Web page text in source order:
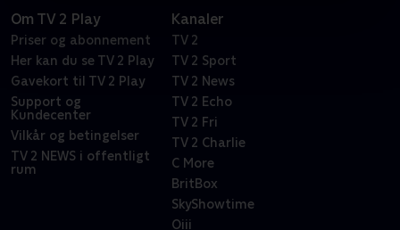
Om TV 2 Play
Priser og abonnement
Her kan du se TV 2 Play
Gavekort til TV 2 Play
Support og
Kundecenter
Vilkår og betingelser
TV 2 NEWS i offentligt
rum
Kanaler
TV 2
TV 2 Sport
TV 2 News
TV 2 Echo
TV 2 Fri
TV 2 Charlie
C More
BritBox
SkyShowtime
Oiii